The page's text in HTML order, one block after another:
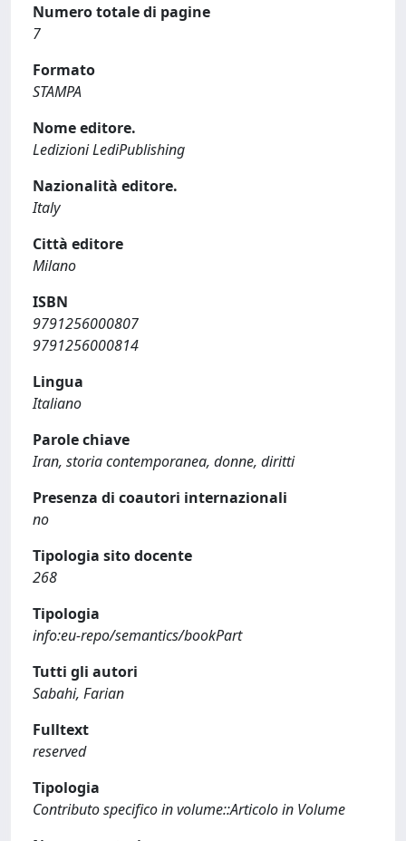
Numero totale di pagine
7
Formato
STAMPA
Nome editore.
Ledizioni LediPublishing
Nazionalità editore.
Italy
Città editore
Milano
ISBN
9791256000807
9791256000814
Lingua
Italiano
Parole chiave
Iran, storia contemporanea, donne, diritti
Presenza di coautori internazionali
no
Tipologia sito docente
268
Tipologia
info:eu-repo/semantics/bookPart
Tutti gli autori
Sabahi, Farian
Fulltext
reserved
Tipologia
Contributo specifico in volume::Articolo in Volume